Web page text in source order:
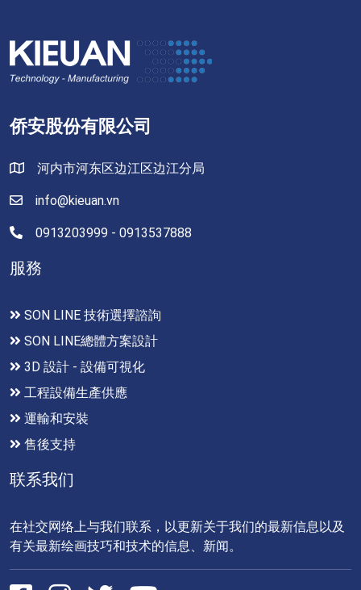
侨安股份有限公司
河内市河东区边江区边江分局
info@kieuan.vn
0913203999 - 0913537888
服務
SON LINE 技術選擇諮詢
SON LINE總體方案設計
3D 設計 - 設備可視化
工程設備生產供應
運輸和安裝
售後支持
联系我们
在社交网络上与我们联系，以更新关于我们的最新信息以及
有关最新绘画技巧和技术的信息、新闻。